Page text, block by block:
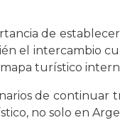
de
el intercambio
turístico
de continuar
no solo en